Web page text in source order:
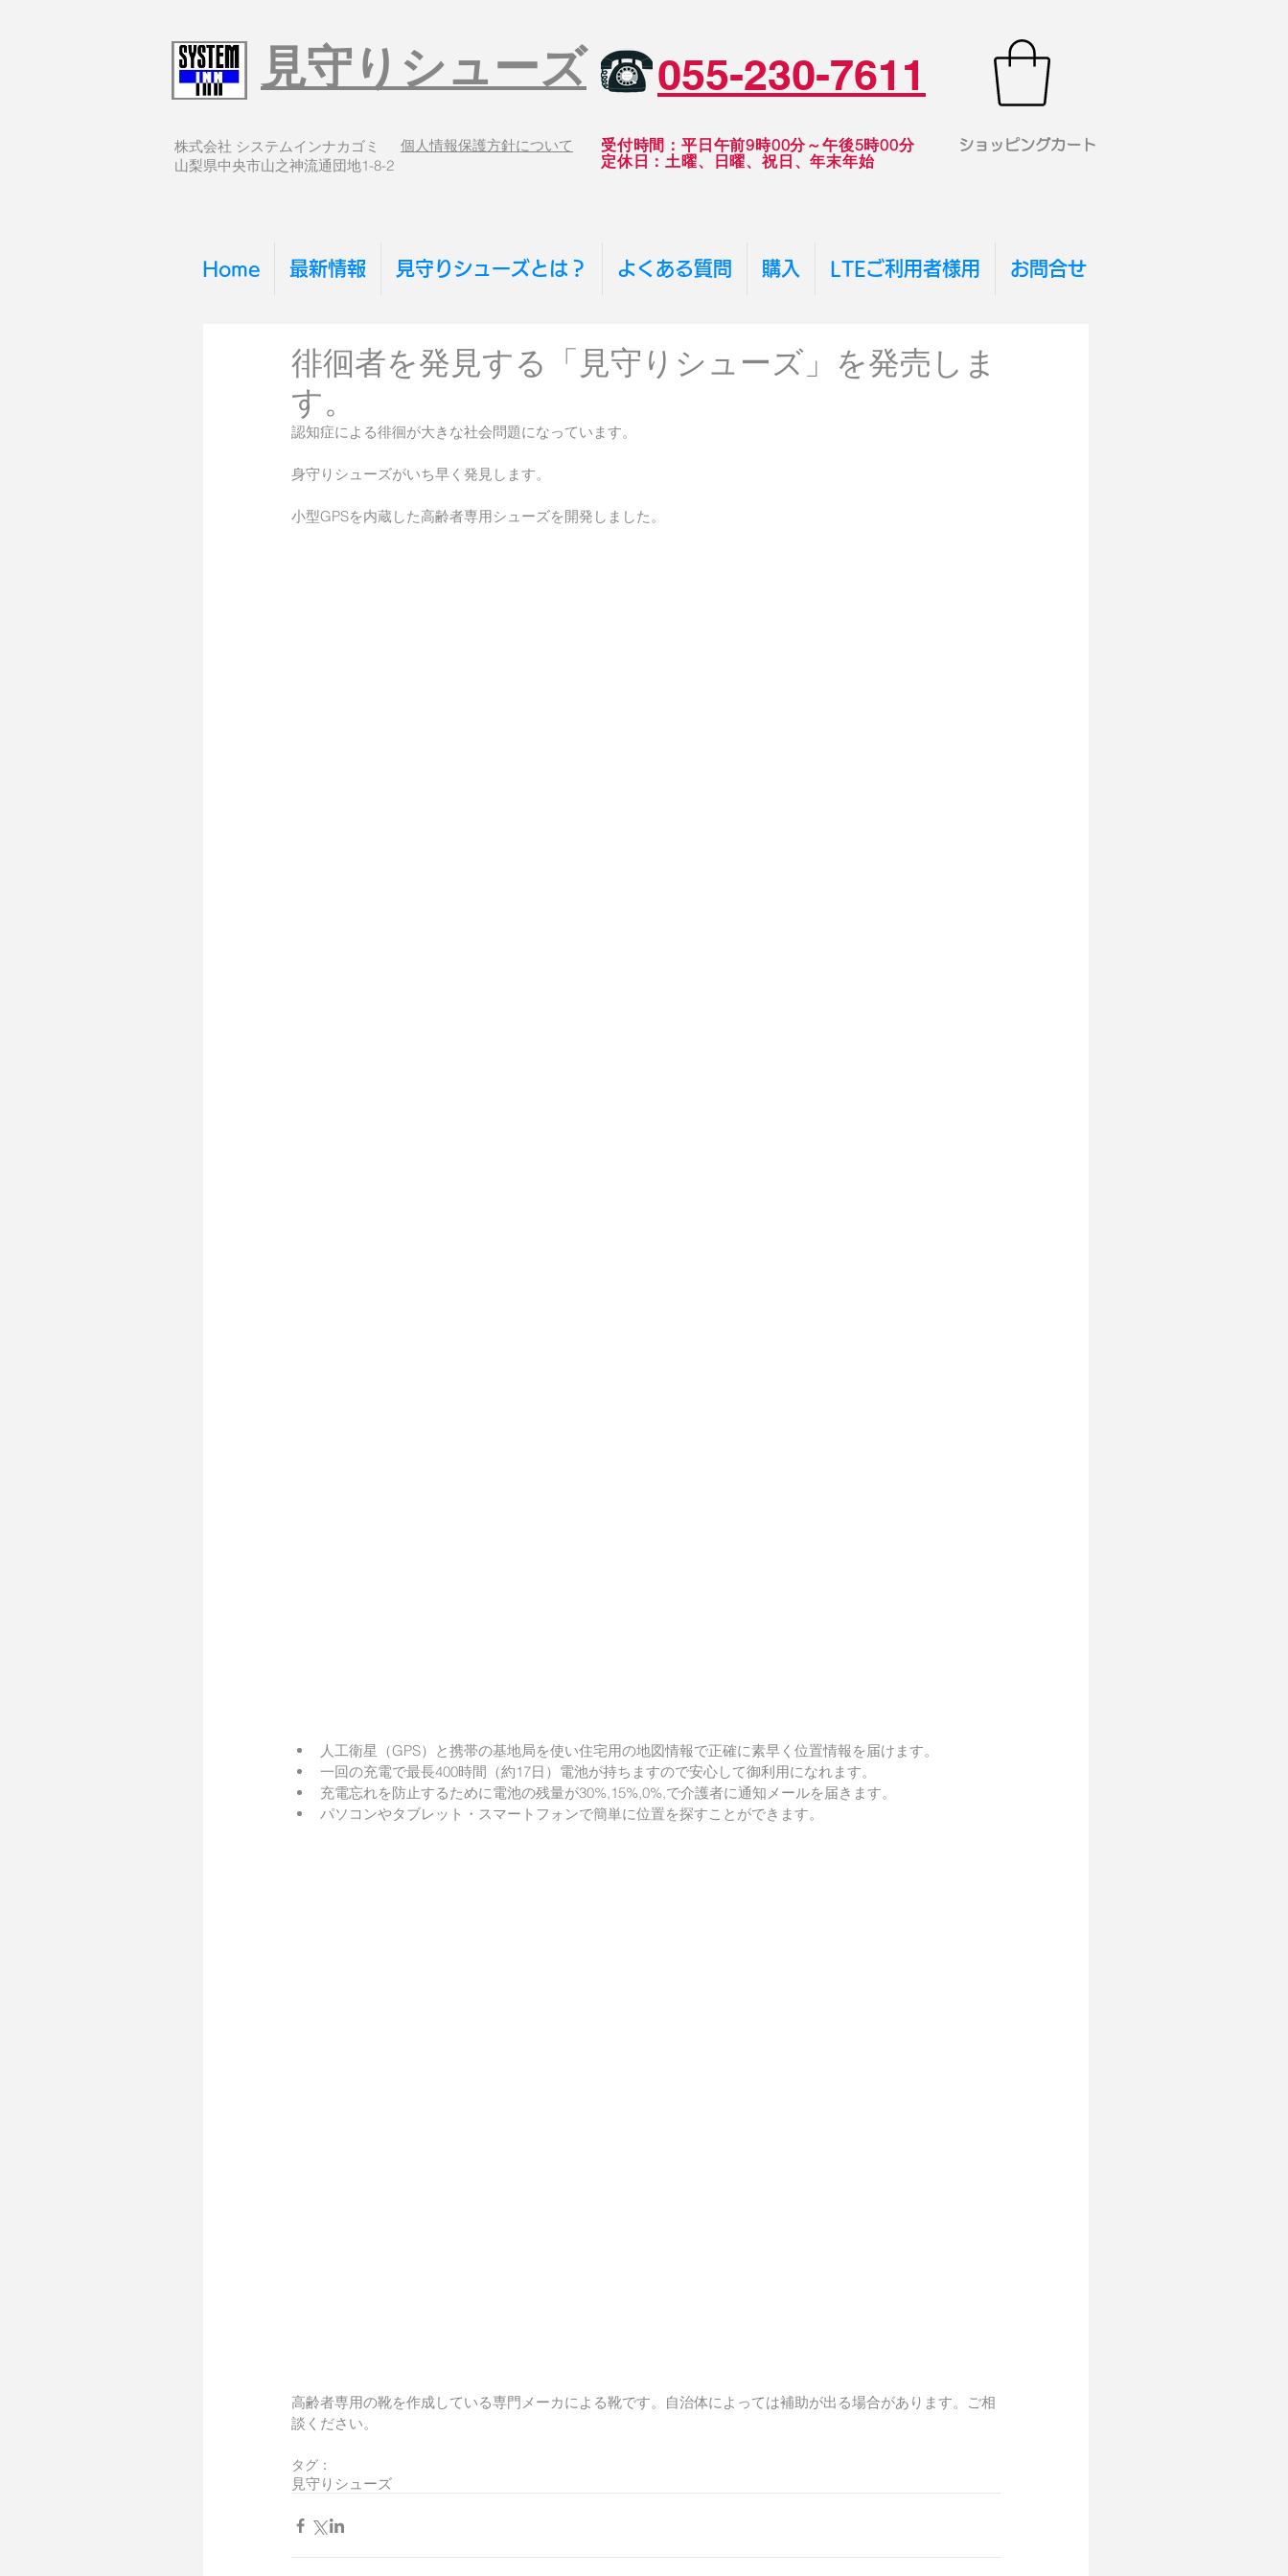
見守りシューズ 055-230-7611
株式会社 システムインナカゴミ
​山梨県中央市山之神流通団地1-8-2
個人情報保護方針について
受付時間：平日午前9時00分～午後5時00分
​定休日：土曜、日曜、祝日、年末年始
ショッピングカート
Home 最新情報 見守りシューズとは？ よくある質問 購入 LTEご利用者様用 お問合せ
徘徊者を発見する「見守りシューズ」を発売しま
す。
認知症による徘徊が大きな社会問題になっています。
身守りシューズがいち早く発見します。
小型GPSを内蔵した高齢者専用シューズを開発しました。
人工衛星（GPS）と携帯の基地局を使い住宅用の地図情報で正確に素早く位置情報を届けます。
一回の充電で最長400時間（約17日）電池が持ちますので安心して御利用になれます。
充電忘れを防止するために電池の残量が30%,15%,0%,で介護者に通知メールを届きます。
パソコンやタブレット・スマートフォンで簡単に位置を探すことができます。
高齢者専用の靴を作成している専門メーカによる靴です。自治体によっては補助が出る場合があります。ご相
談ください。
タグ：
見守りシューズ